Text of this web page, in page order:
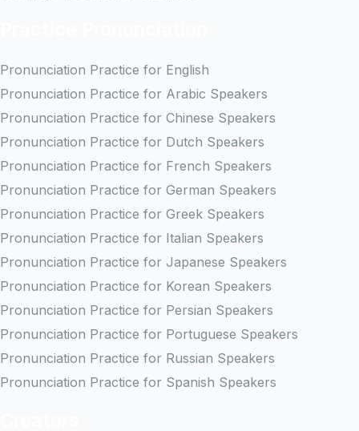
Pronunciation Practice for English
Pronunciation Practice for Arabic Speakers
Pronunciation Practice for Chinese Speakers
Pronunciation Practice for Dutch Speakers
Pronunciation Practice for French Speakers
Pronunciation Practice for German Speakers
Pronunciation Practice for Greek Speakers
Pronunciation Practice for Italian Speakers
Pronunciation Practice for Japanese Speakers
Pronunciation Practice for Korean Speakers
Pronunciation Practice for Persian Speakers
Pronunciation Practice for Portuguese Speakers
Pronunciation Practice for Russian Speakers
Pronunciation Practice for Spanish Speakers